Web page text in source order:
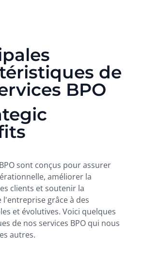
de
BPO
sont conçus pour assurer
améliorer la
clients et soutenir la
l'entreprise grâce à des
et évolutives. Voici quelques
de nos services BPO qui nous
autres.